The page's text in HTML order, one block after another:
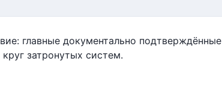
главные документально подтверждённые
затронутых систем.